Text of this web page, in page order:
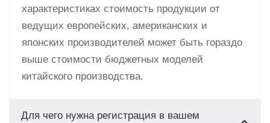
характеристиках стоимость продукции от
ведущих европейских, американских и
японских производителей может быть гораздо
выше стоимости бюджетных моделей
китайского производства.
Для чего нужна регистрация в вашем